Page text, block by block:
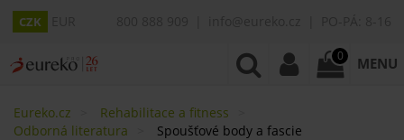
CZK
0 MENU
Eureko.cz
Rehabilitace a fitness
Odborná literatura
Spoušťové body a fascie